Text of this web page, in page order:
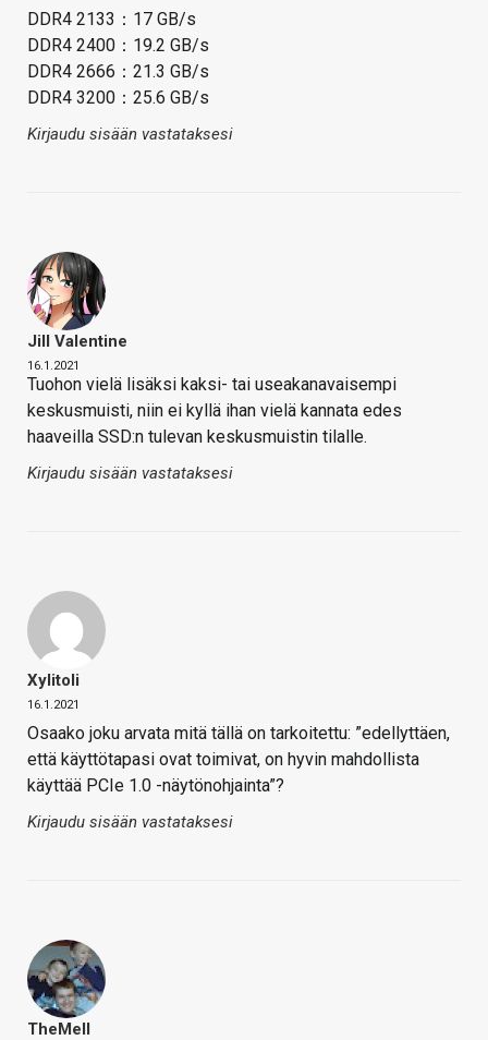
DDR4 2133：17 GB/s
DDR4 2400：19.2 GB/s
DDR4 2666：21.3 GB/s
DDR4 3200：25.6 GB/s
Kirjaudu sisään vastataksesi
Jill Valentine
16.1.2021
Tuohon vielä lisäksi kaksi- tai useakanavaisempi
keskusmuisti, niin ei kyllä ihan vielä kannata edes
haaveilla SSD:n tulevan keskusmuistin tilalle.
Kirjaudu sisään vastataksesi
Xylitoli
16.1.2021
Osaako joku arvata mitä tällä on tarkoitettu: ”edellyttäen,
että käyttötapasi ovat toimivat, on hyvin mahdollista
käyttää PCIe 1.0 -näytönohjainta”?
Kirjaudu sisään vastataksesi
TheMeII